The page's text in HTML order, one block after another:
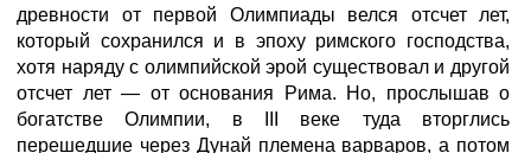
древности от первой Олимпиады велся отсчет лет,
который сохранился и в эпоху римского господства,
хотя наряду с олимпийской эрой существовал и другой
отсчет лет — от основания Рима. Но, прослышав о
богатстве Олимпии, в III веке туда вторглись
перешедшие через Дунай племена варваров, а потом